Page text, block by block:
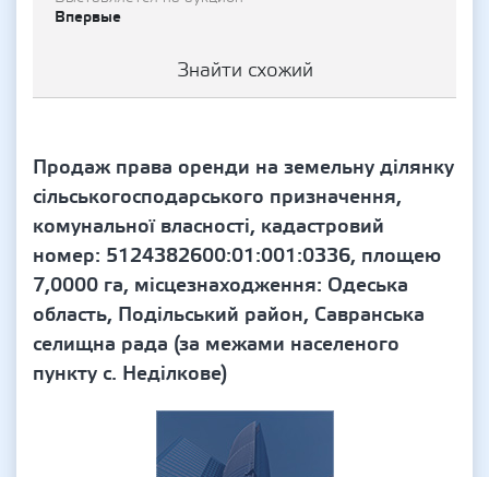
Впервые
Знайти схожий
Продаж права оренди на земельну ділянку
сільськогосподарського призначення,
комунальної власності, кадастровий
номер: 5124382600:01:001:0336, площею
7,0000 га, місцезнаходження: Одеська
область, Подільський район, Савранська
селищна рада (за межами населеного
пункту с. Неділкове)